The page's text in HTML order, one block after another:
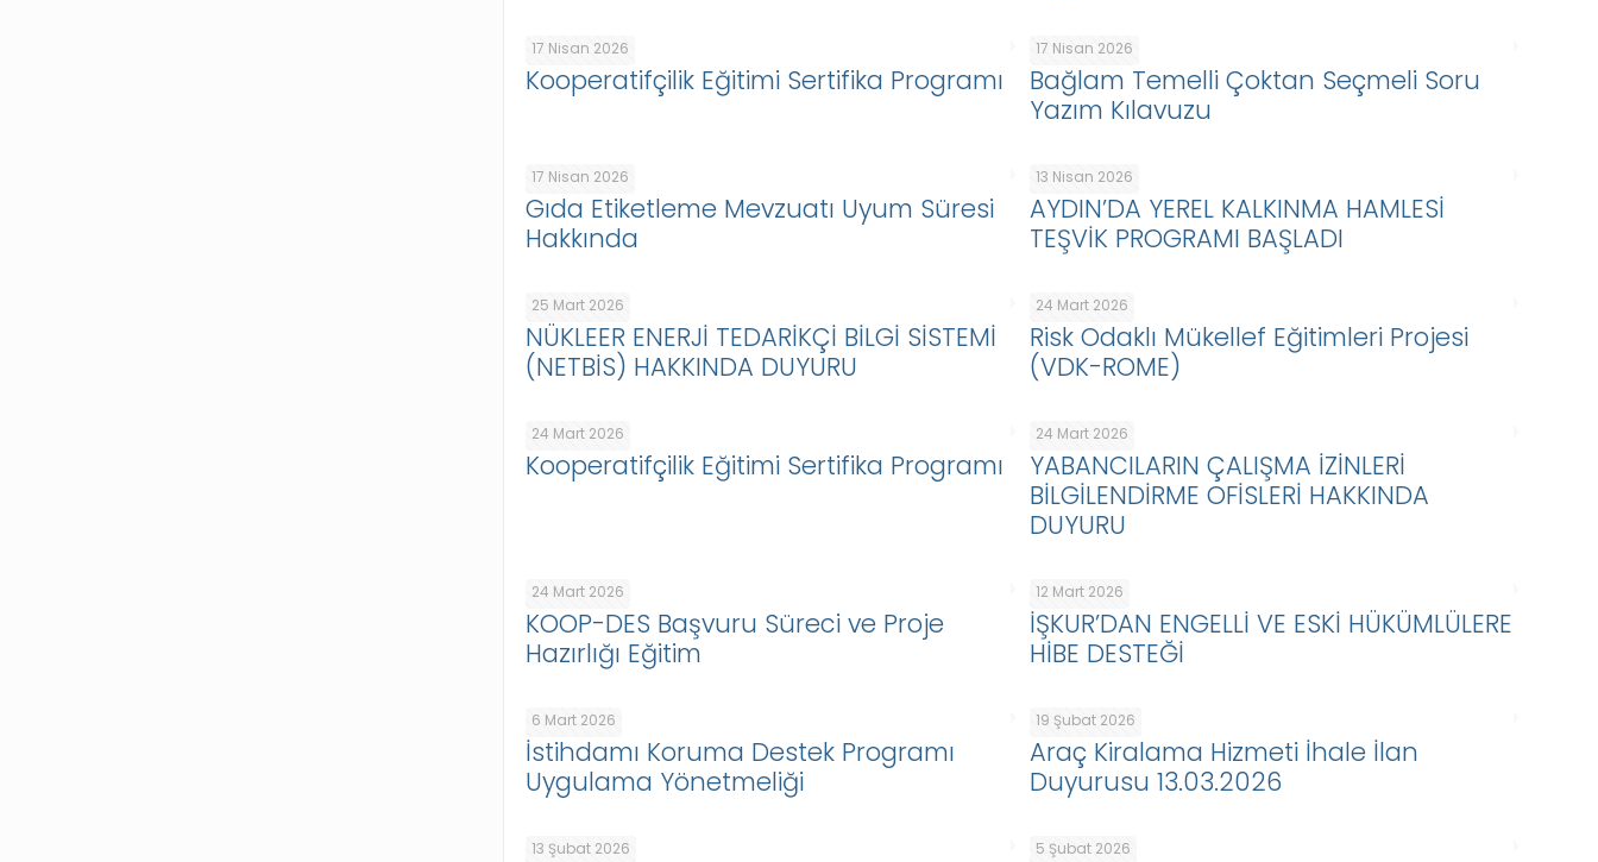
17 Nisan 2026
Kooperatifçilik Eğitimi Sertifika Programı
17 Nisan 2026
Bağlam Temelli Çoktan Seçmeli Soru
Yazım Kılavuzu
17 Nisan 2026
Gıda Etiketleme Mevzuatı Uyum Süresi
Hakkında
13 Nisan 2026
AYDIN’DA YEREL KALKINMA HAMLESİ
TEŞVİK PROGRAMI BAŞLADI
25 Mart 2026
NÜKLEER ENERJİ TEDARİKÇİ BİLGİ SİSTEMİ
(NETBİS) HAKKINDA DUYURU
24 Mart 2026
Risk Odaklı Mükellef Eğitimleri Projesi
(VDK-ROME)
24 Mart 2026
Kooperatifçilik Eğitimi Sertifika Programı
24 Mart 2026
YABANCILARIN ÇALIŞMA İZİNLERİ
BİLGİLENDİRME OFİSLERİ HAKKINDA
DUYURU
24 Mart 2026
KOOP-DES Başvuru Süreci ve Proje
Hazırlığı Eğitim
12 Mart 2026
İŞKUR’DAN ENGELLİ VE ESKİ HÜKÜMLÜLERE
HİBE DESTEĞİ
6 Mart 2026
İstihdamı Koruma Destek Programı
Uygulama Yönetmeliği
19 Şubat 2026
Araç Kiralama Hizmeti İhale İlan
Duyurusu 13.03.2026
13 Şubat 2026 5 Şubat 2026